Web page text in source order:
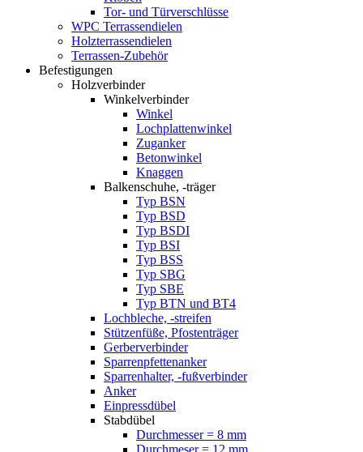
Tor- und Türverschlüsse
WPC Terrassendielen
Holzterrassendielen
Terrassen-Zubehör
Befestigungen
Holzverbinder
Winkelverbinder
Winkel
Lochplattenwinkel
Zuganker
Betonwinkel
Knaggen
Balkenschuhe, -träger
Typ BSN
Typ BSD
Typ BSDI
Typ BSI
Typ BSS
Typ SBG
Typ SBE
Typ BTN und BT4
Lochbleche, -streifen
Stützenfüße, Pfostenträger
Gerberverbinder
Sparrenpfettenanker
Sparrenhalter, -fußverbinder
Anker
Einpressdübel
Stabdübel
Durchmesser = 8 mm
Durchmeser = 12 mm